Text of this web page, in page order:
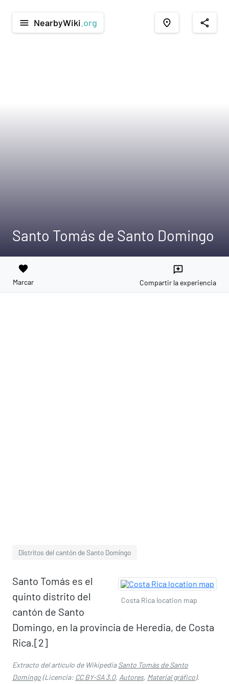
menu NearbyWiki .org place share
Santo Tomás de Santo Domingo
favorite
Marcar
reviews
Compartir la experiencia
Distritos del cantón de Santo Domingo
Costa Rica location map
Santo Tomás es el
quinto distrito del
cantón de Santo
Domingo, en la provincia de Heredia, de Costa
Rica.[2]​
Extracto del artículo de WikipediaSanto Tomás de Santo
Domingo(Licencia: CC BY-SA 3.0, Autores, Material gráfico).